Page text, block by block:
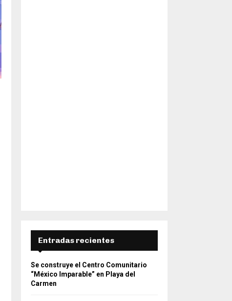
Entradas recientes
Se construye el Centro Comunitario
“México Imparable” en Playa del
Carmen